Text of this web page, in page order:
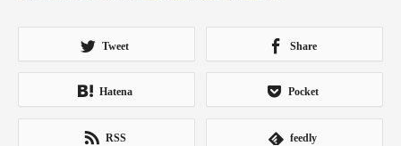
Tweet Share
Hatena Pocket
RSS feedly